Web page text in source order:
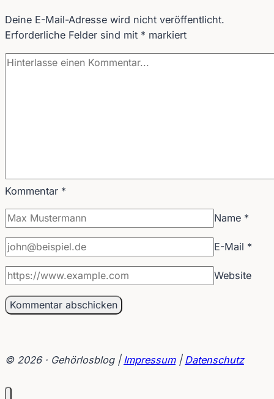
Deine E-Mail-Adresse wird nicht veröffentlicht.
Erforderliche Felder sind mit * markiert
Kommentar *
Name *
E-Mail *
Website
© 2026 · Gehörlosblog | Impressum| Datenschutz